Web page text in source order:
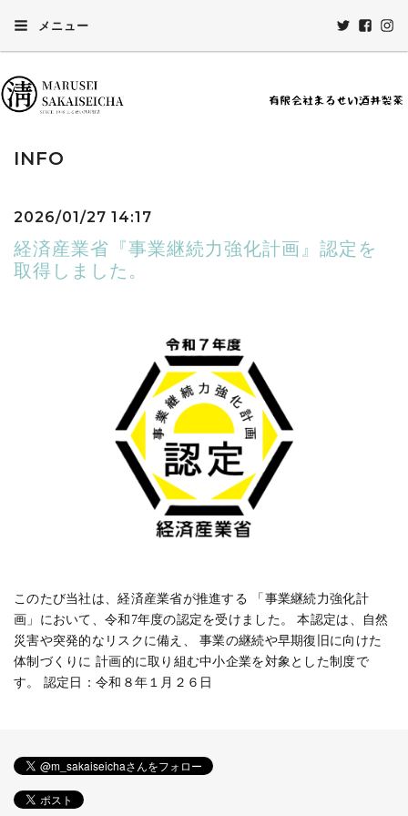
メニュー
INFO
2026/01/27 14:17
経済産業省『事業継続力強化計画』認定を
取得しました。
このたび当社は、経済産業省が推進する 「事業継続力強化計
画」において、令和7年度の認定を受けました。 本認定は、自然
災害や突発的なリスクに備え、 事業の継続や早期復旧に向けた
体制づくりに 計画的に取り組む中小企業を対象とした制度で
す。 認定日：令和８年１月２６日